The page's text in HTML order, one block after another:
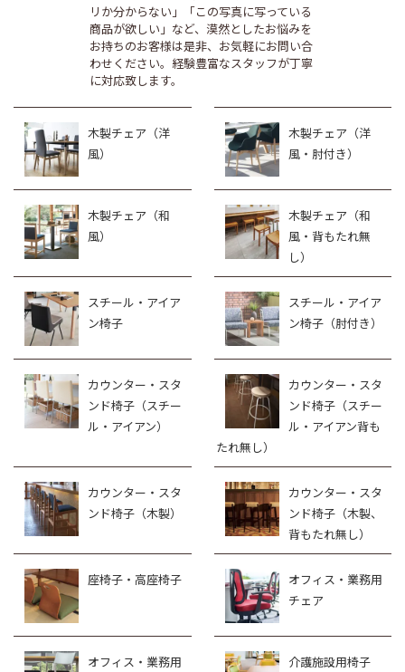
リか分からない」「この写真に写っている
商品が欲しい」など、漠然としたお悩みを
お持ちのお客様は是非、お気軽にお問い合
わせください。経験豊富なスタッフが丁寧
に対応致します。
木製チェア（洋
風）
木製チェア（洋
風・肘付き）
木製チェア（和
風）
木製チェア（和
風・背もたれ無
し）
スチール・アイア
ン椅子
スチール・アイア
ン椅子（肘付き）
カウンター・スタ
ンド椅子（スチー
ル・アイアン）
カウンター・スタ
ンド椅子（スチー
ル・アイアン背も
たれ無し）
カウンター・スタ
ンド椅子（木製）
カウンター・スタ
ンド椅子（木製、
背もたれ無し）
座椅子・高座椅子
オフィス・業務用
チェア
オフィス・業務用
介護施設用椅子